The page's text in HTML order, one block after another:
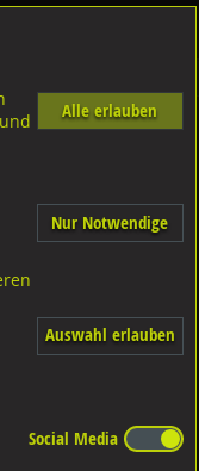
Sie...
Alle erlauben
Nur Notwendige
Auswahl erlauben
Social Media